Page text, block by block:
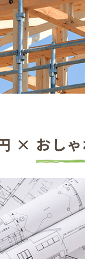
× おし